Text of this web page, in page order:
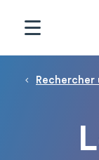
Fil d'Ariane
Rechercher
Panneau de